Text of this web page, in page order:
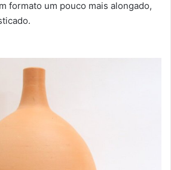
formato um pouco mais alongado,